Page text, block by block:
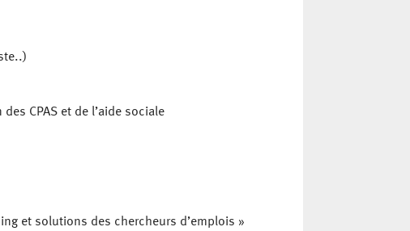
CPAS et de l’aide sociale
et solutions des chercheurs d’emplois »